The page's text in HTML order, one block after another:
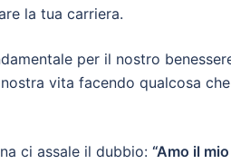
la tua carriera.
per il nostro
vita facendo qualcosa che
ci assale il dubbio: “Amo il mio